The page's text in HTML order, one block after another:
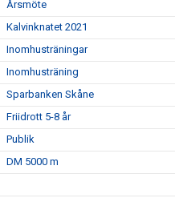
Årsmöte
Kalvinknatet 2021
Inomhusträningar
Inomhusträning
Sparbanken Skåne
Friidrott 5-8 år
Publik
DM 5000 m